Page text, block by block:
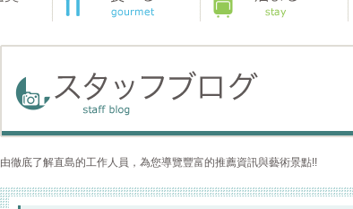
由徹底了解直島的工作人員，為您導覽豐富的推薦資訊與藝術景點!!